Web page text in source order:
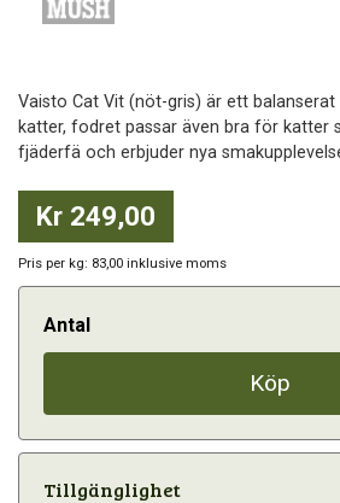
Vaisto Cat Vit (nöt-gris) är ett
katter, fodret passar även bra för katter
fjäderfä och erbjuder nya
Kr 249,00
Pris per kg: 83,00 inklusive moms
Antal
Köp
Tillgänglighet